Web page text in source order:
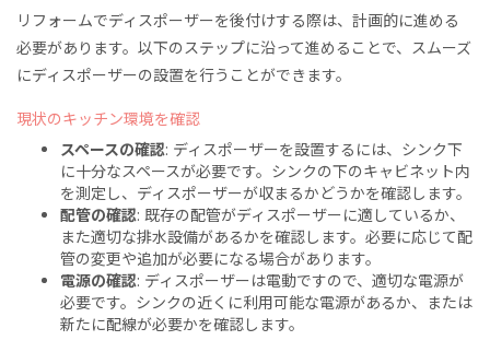
リフォームでディスポーザーを後付けする際は、計画的に進める
必要があります。以下のステップに沿って進めることで、スムーズ
にディスポーザーの設置を行うことができます。
現状のキッチン環境を確認
スペースの確認: ディスポーザーを設置するには、シンク下
に十分なスペースが必要です。シンクの下のキャビネット内
を測定し、ディスポーザーが収まるかどうかを確認します。
配管の確認: 既存の配管がディスポーザーに適しているか、
また適切な排水設備があるかを確認します。必要に応じて配
管の変更や追加が必要になる場合があります。
電源の確認: ディスポーザーは電動ですので、適切な電源が
必要です。シンクの近くに利用可能な電源があるか、または
新たに配線が必要かを確認します。